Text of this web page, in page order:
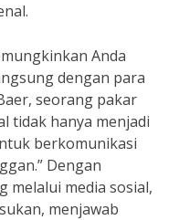
Anda
dengan para
seorang pakar
tidak hanya menjadi
berkomunikasi
Dengan
melalui media sosial,
menjawab